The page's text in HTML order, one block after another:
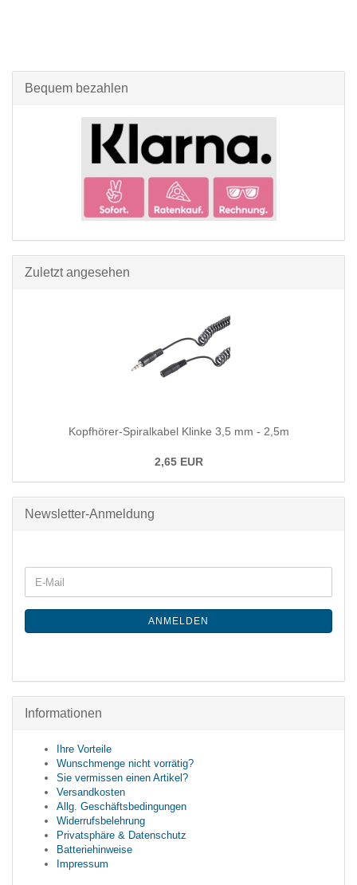
Bequem bezahlen
Zuletzt angesehen
Kopfhörer-Spiralkabel Klinke 3,5 mm - 2,5m
2,65 EUR
Newsletter-Anmeldung
ANMELDEN
Informationen
Ihre Vorteile
Wunschmenge nicht vorrätig?
Sie vermissen einen Artikel?
Versandkosten
Allg. Geschäftsbedingungen
Widerrufsbelehrung
Privatsphäre & Datenschutz
Batteriehinweise
Impressum